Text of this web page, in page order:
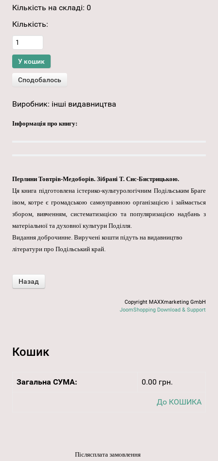
Кількість на складі: 0
Кількість:
Виробник: інші видавництва
Інформація про книгу:
Перлини Товтрів-Медоборів. Зібрані Т. Сис-Бистрицькою.
Ця книга підготовлена істерико-культурологічним Подільським Браге
івом, котре є громадською самоуправною організацією і займається
збором, вивченням, систематизацією та популяризацією надбань з
матеріальної та духовної культури Поділля.
Видання доброчинне. Виручені кошти підуть на видавництво
літератури про Подільський край.
Copyright MAXXmarketing GmbH
JoomShopping Download & Support
Кошик
Загальна СУМА: 0.00 грн.
До КОШИКА
Післясплата замовлення